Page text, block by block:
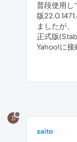
普段使用し
版
ましたが、
正式版
Yahoo!に接
S
saito